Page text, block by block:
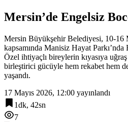
Mersin’de Engelsiz
Mersin Büyükşehir Belediyesi, 10-16
kapsamında Manisiz Hayat
Özel ihtiyaçlı bireylerin kıyasıya
birleştirici gücüyle hem rekabet hem
yaşandı.
17 Mayıs 2026, 12:00 yayınlandı
1dk, 42sn
7